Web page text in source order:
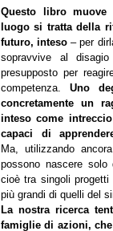
Questo libro muove
luogo si tratta della
futuro, inteso– per
sopravvive al
presupposto per
competenza.
Uno
concretamente un
inteso come
capaci di
Ma, utilizzando
possono nascere solo
cioè tra singoli
più grandi di quelli del
La nostra ricerca
famiglie di azioni,